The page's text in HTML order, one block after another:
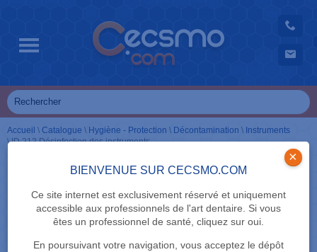
BIENVENUE SUR CECSMO.COM
Ce site internet est exclusivement réservé et uniquement
accessible aux professionnels de l'art dentaire. Si vous
êtes un professionnel de santé, cliquez sur oui.
En poursuivant votre navigation, vous acceptez le dépôt
×
Accueil \ Catalogue \ Hygiène - Protection \ Décontamination \ Instruments
\ID 212 Désinfection des instruments